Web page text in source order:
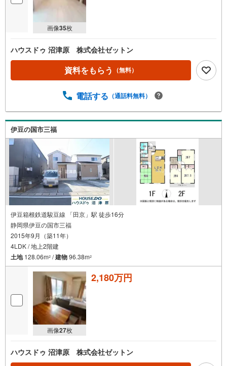
画像35枚
ハウスドゥ 沼津原 株式会社ゼットン
資料をもらう （無料）
電話する （通話料無料）
伊豆の国市三福
伊豆箱根鉄道駿豆線 「田京」駅 徒歩16分
静岡県伊豆の国市三福
2015年9月（築11年）
4LDK / 地上2階建
土地128.06m2 /建物96.38m2
画像27枚
2,180万円
ハウスドゥ 沼津原 株式会社ゼットン